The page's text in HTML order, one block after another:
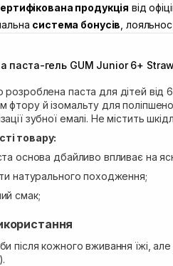
м. Львів, вул. Івана Франка 36
м. Львів, вул. Степана
м. Рівне, вул. Кулика і
продукція від
система бонусів ,
паста-гель GUM Junior 6+
розроблена паста для дітей від
фтору й ізомальту для
зубної емалі. Не містить
товару:
основа дбайливо впливає на
натурального походження;
смак;
після кожного вживання їжі,